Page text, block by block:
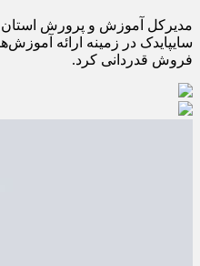
مدیرکل آموزش و پرورش
سایپایدک در زمینه ارائه
فروش قدردانی کرد.